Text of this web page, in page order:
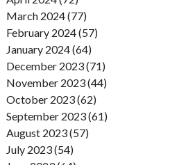
March 2024 (77)
February 2024 (57)
January 2024 (64)
December 2023 (71)
November 2023 (44)
October 2023 (62)
September 2023 (61)
August 2023 (57)
July 2023 (54)